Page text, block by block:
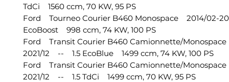
TdCi 1560 ccm, 70 KW, 95 PS
Ford Tourneo Courier B460 Monospace 2014/02-
EcoBoost 998 ccm, 74 KW, 100 PS
Ford Transit Courier B460 Camionnette/
2021/12 -- 1.5 EcoBlue 1499 ccm, 74 KW, 100 PS
Ford Transit Courier B460 Camionnette/
2021/12 -- 1.5 TdCi 1499 ccm, 70 KW, 95 PS